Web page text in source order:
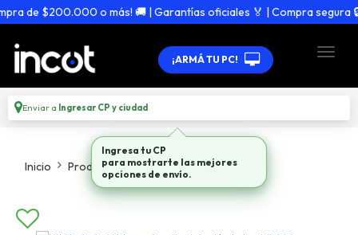
de $200.000 o más! 🚚 | Garantías oficiales 🏅 | Compra segura 🔒
¡ARMÁ TU PC!
Enviar a Ingresar CP y ciudad
Inicio Productos Kit Teclado Mouse
Ingresa tu CP
para mostrarte las mejores
opciones de envío.